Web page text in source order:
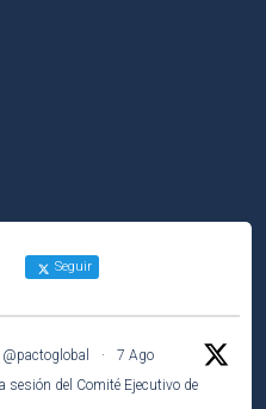
Seguir
@pactoglobal ·
7 Ago
sesión del Comité Ejecutivo de